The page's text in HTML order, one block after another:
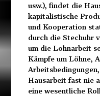
usw.), findet die
kapitalistische
und Kooperation
durch die Stechuhr
um die Lohnarbeit
Kämpfe um Löhne,
Hausarbeit fast nie
eine wesentliche